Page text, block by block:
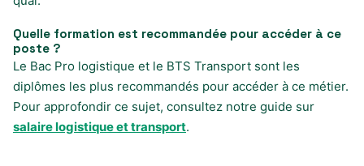
Quelle formation est recommandée pour accéder à ce
poste ?
Le Bac Pro logistique et le BTS Transport sont les
diplômes les plus recommandés pour accéder à ce métier.
Pour approfondir ce sujet, consultez notre guide sur
salaire logistique et transport.